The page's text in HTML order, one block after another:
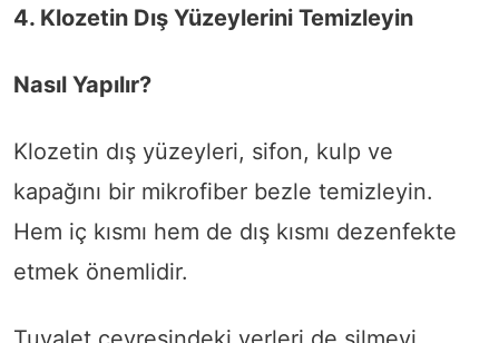
4. Klozetin Dış Yüzeylerini Temizleyin
Nasıl Yapılır?
Klozetin dış yüzeyleri, sifon, kulp ve
kapağını bir mikrofiber bezle temizleyin.
Hem iç kısmı hem de dış kısmı dezenfekte
etmek önemlidir.